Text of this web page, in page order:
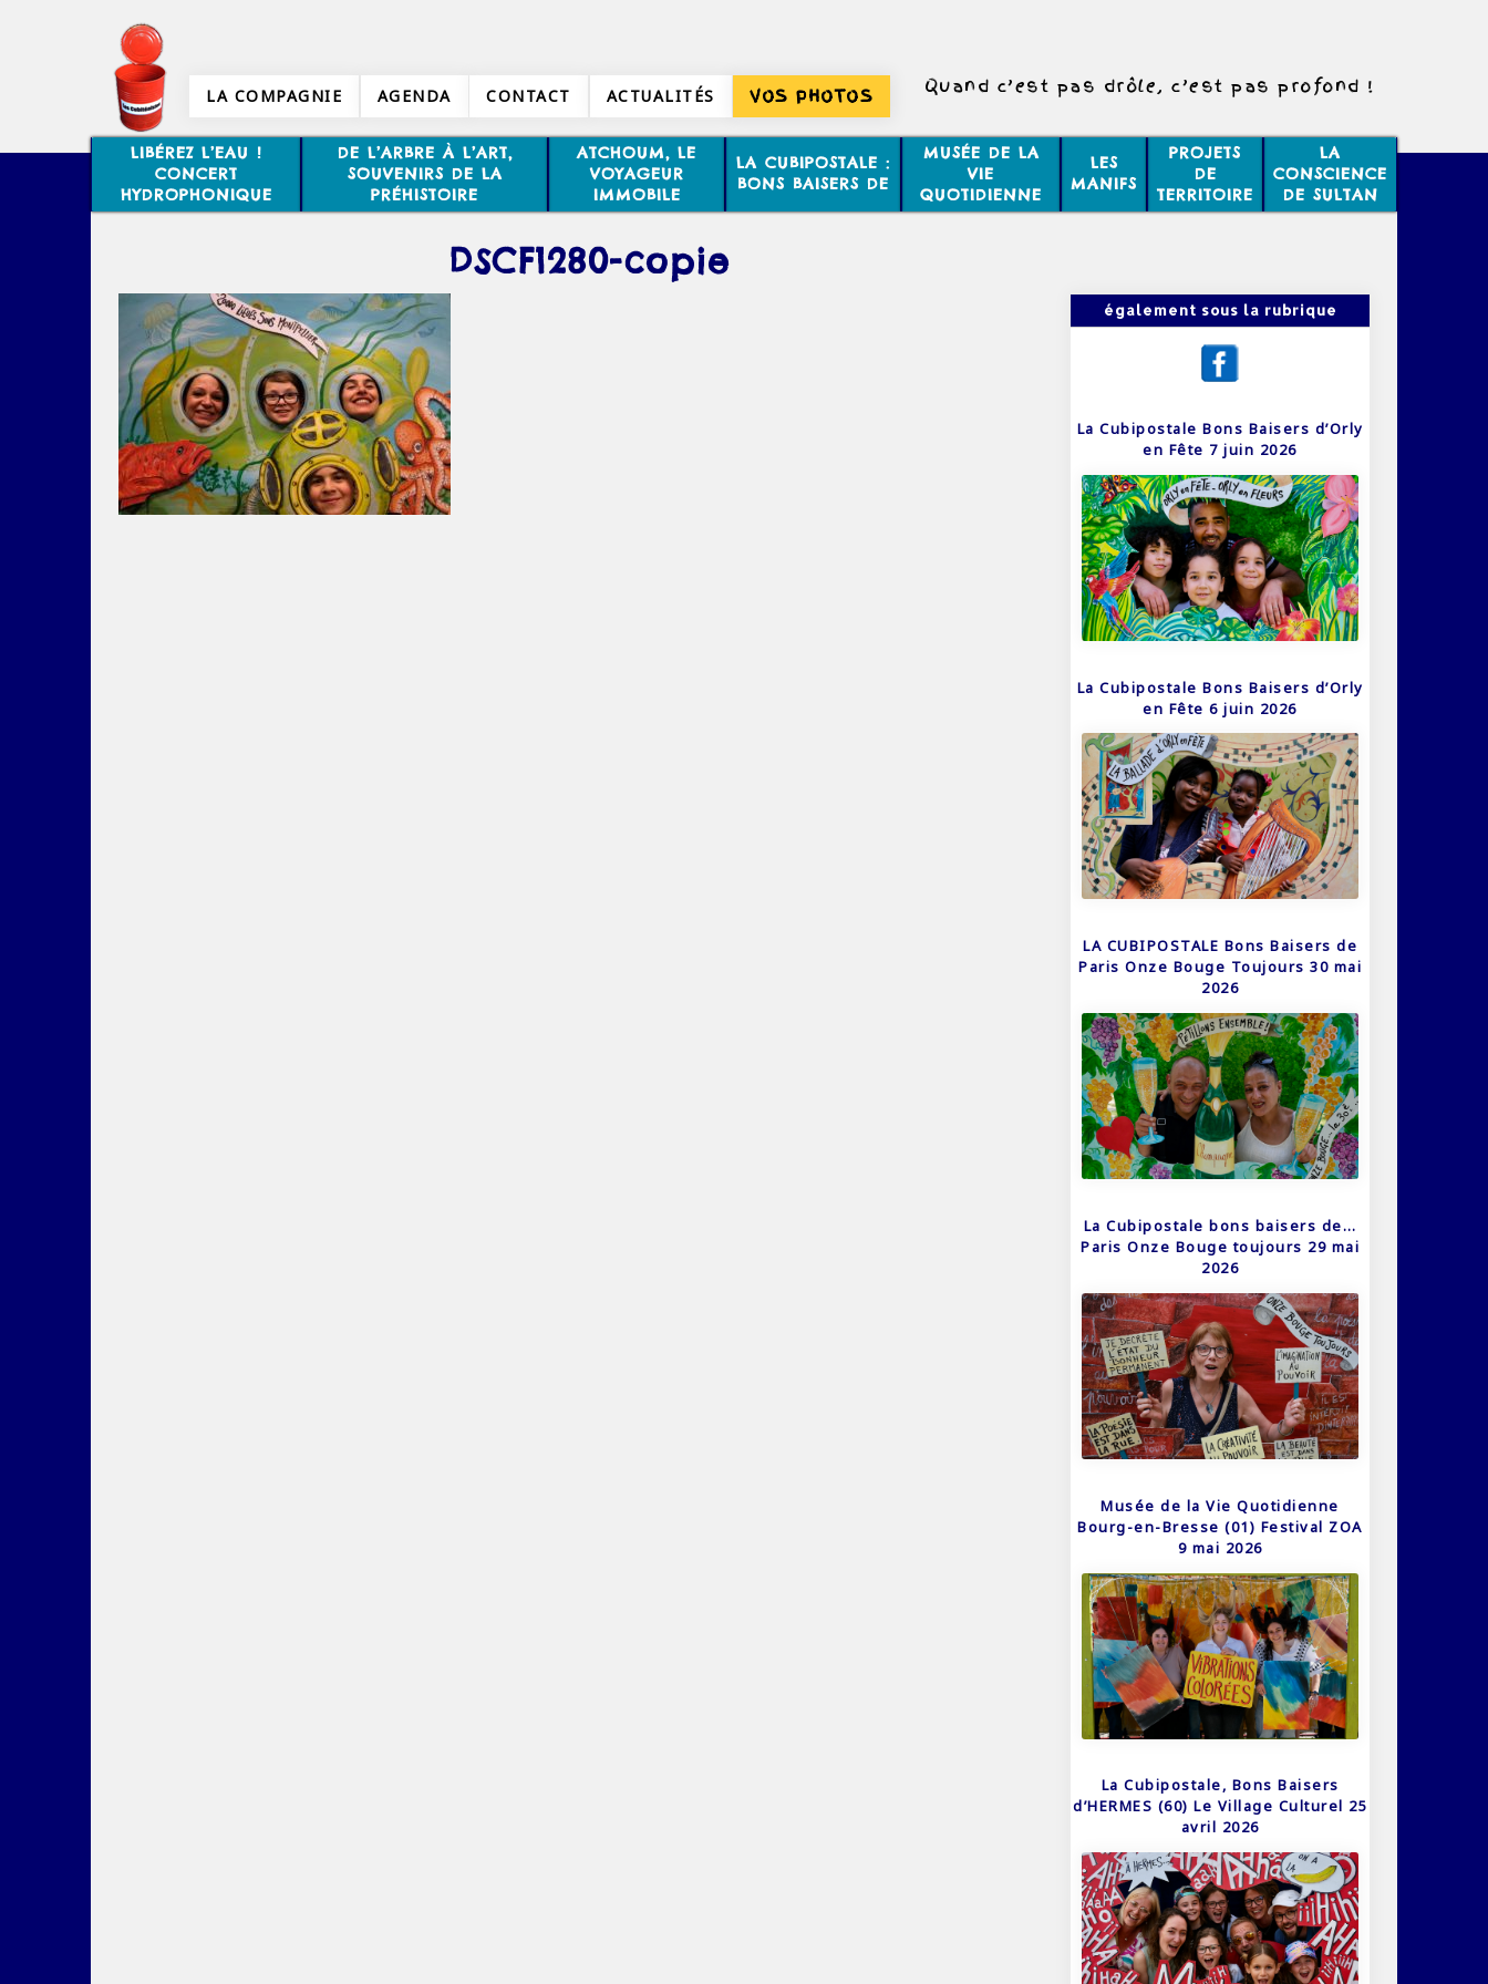
LA COMPAGNIE AGENDA CONTACT ACTUALITÉS VOS PHOTOS Quand c’est pas drôle, c’est pas profond !
LIBÉREZ L’EAU !
CONCERT
HYDROPHONIQUE
DE L’ARBRE À L’ART,
SOUVENIRS DE LA
PRÉHISTOIRE
ATCHOUM, LE
VOYAGEUR
IMMOBILE
LA CUBIPOSTALE :
BONS BAISERS DE
MUSÉE DE LA
VIE
QUOTIDIENNE
LES
MANIFS
PROJETS
DE
TERRITOIRE
LA
CONSCIENCE
DE SULTAN
DSCF1280-copie
également sous la rubrique
La Cubipostale Bons Baisers d’Orly
en Fête 7 juin 2026
La Cubipostale Bons Baisers d’Orly
en Fête 6 juin 2026
LA CUBIPOSTALE Bons Baisers de
Paris Onze Bouge Toujours 30 mai
2026
La Cubipostale bons baisers de…
Paris Onze Bouge toujours 29 mai
2026
Musée de la Vie Quotidienne
Bourg-en-Bresse (01) Festival ZOA
9 mai 2026
La Cubipostale, Bons Baisers
d’HERMES (60) Le Village Culturel 25
avril 2026